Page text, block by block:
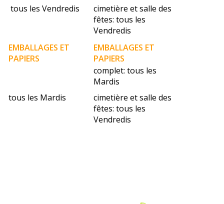
tous les Vendredis
cimetière et salle des
fêtes: tous les
Vendredis
EMBALLAGES ET
PAPIERS
EMBALLAGES ET
PAPIERS
tous les Mardis
complet: tous les
Mardis
cimetière et salle des
fêtes: tous les
Vendredis